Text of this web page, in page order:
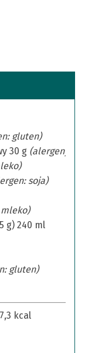
gluten)
30 g (alergeny:
soja)
g) 240 ml
gluten)
kcal